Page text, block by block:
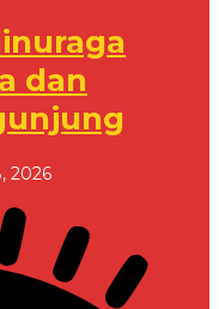
dan
2026oleh